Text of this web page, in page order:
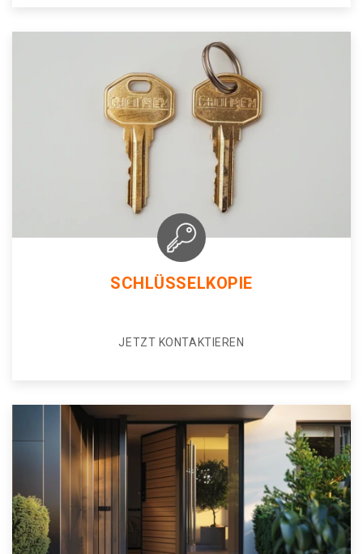
SCHLÜSSELKOPIE
JETZT KONTAKTIEREN